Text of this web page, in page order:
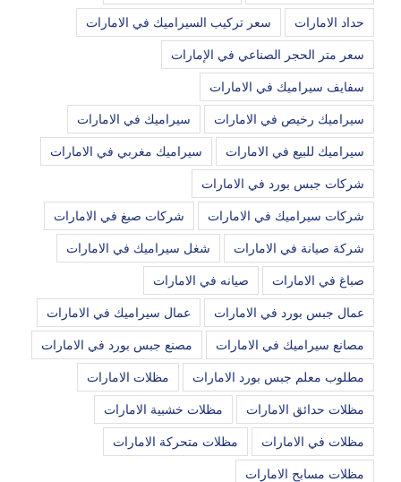
حداد الامارات سعر تركيب السيراميك في الامارات
سعر متر الحجر الصناعي في الإمارات
سفايف سيراميك في الامارات
سيراميك رخيص في الامارات سيراميك في الامارات
سيراميك للبيع في الامارات سيراميك مغربي في الامارات
شركات جبس بورد في الامارات
شركات سيراميك في الامارات شركات صبغ في الامارات
شركة صيانة في الامارات شغل سيراميك في الامارات
صباغ في الامارات صيانه في الامارات
عمال جبس بورد في الامارات عمال سيراميك في الامارات
مصانع سيراميك في الامارات مصنع جبس بورد في الامارات
مطلوب معلم جبس بورد الامارات مظلات الامارات
مظلات حدائق الامارات مظلات خشبية الامارات
مظلات في الامارات مظلات متحركة الامارات
مظلات مسابح الامارات